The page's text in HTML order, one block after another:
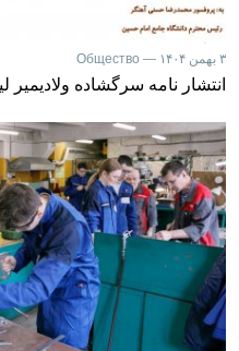
۳ بهمن ۱۴۰۴ — Общество
انتشار نامه سرگشاده ولادیمیر